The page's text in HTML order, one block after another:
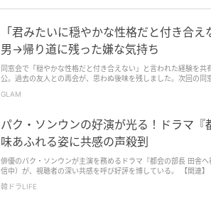
「君みたいに穏やかな性格だと付き合
男→帰り道に残った嫌な気持ち
同窓会で「穏やかな性格だと付き合えない」と言われた経験を
公。過去の友人との再会が、思わぬ後味を残しました。次回の同
GLAM
パク・ソンウンの好演が光る！ドラマ
味あふれる姿に共感の声殺到
俳優のパク・ソンウンが主演を務めるドラマ『都会の部長 田舎
信中）が、視聴者の深い共感を呼び好評を博している。 【関連】「目と心が浄化される」ドラマ『都会の部長 田舎へ行く』の心
ン・テフン一家が、ソウルへの返り咲きを狙い奔走する姿を描い
韓ドラLIFE